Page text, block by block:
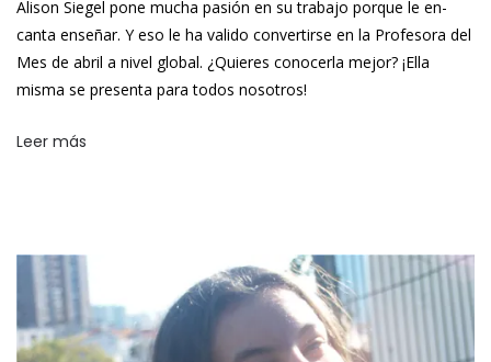
Alison Siegel pone mucha pasión en su trabajo porque le en-
canta enseñar. Y eso le ha valido convertirse en la Profesora del
Mes de abril a nivel global. ¿Quieres conocerla mejor? ¡Ella
misma se presenta para todos nosotros!
Leer más